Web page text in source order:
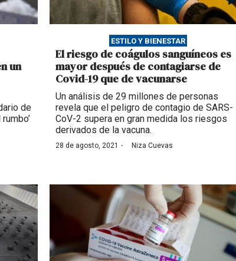
un
de
ESTILO Y BIENESTAR
El riesgo de coágulos sanguíneos es
mayor después de contagiarse de
Covid-19 que de vacunarse
Un análisis de 29 millones de personas
revela que el peligro de contagio de SARS-
CoV-2 supera en gran medida los riesgos
derivados de la vacuna.
28 de agosto, 2021 · Niza Cuevas